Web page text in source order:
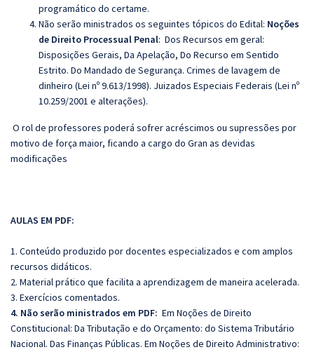
programático do certame.
Não serão ministrados os seguintes tópicos do Edital: Noções
de Direito Processual Penal: Dos Recursos em geral:
Disposições Gerais, Da Apelação, Do Recurso em Sentido
Estrito. Do Mandado de Segurança. Crimes de lavagem de
dinheiro (Lei nº 9.613/1998). Juizados Especiais Federais (Lei nº
10.259/2001 e alterações).
O rol de professores poderá sofrer acréscimos ou supressões por
motivo de força maior, ficando a cargo do Gran as devidas
modificações
AULAS EM PDF:
1. Conteúdo produzido por docentes especializados e com amplos
recursos didáticos.
2. Material prático que facilita a aprendizagem de maneira acelerada.
3. Exercícios comentados.
4. Não serão ministrados em PDF: Em Noções de Direito
Constitucional: Da Tributação e do Orçamento: do Sistema Tributário
Nacional. Das Finanças Públicas. Em Noções de Direito Administrativo: